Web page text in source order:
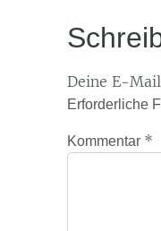
Deine E-
Erforderliche
Kommentar *